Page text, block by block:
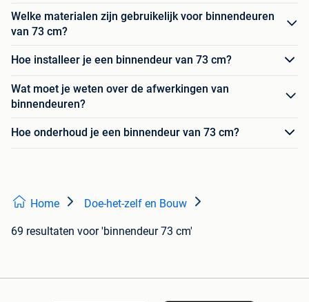
Welke materialen zijn gebruikelijk voor binnendeuren
van 73 cm?
Hoe installeer je een binnendeur van 73 cm?
Wat moet je weten over de afwerkingen van
binnendeuren?
Hoe onderhoud je een binnendeur van 73 cm?
Home Doe-het-zelf en Bouw
69 resultaten voor 'binnendeur 73 cm'